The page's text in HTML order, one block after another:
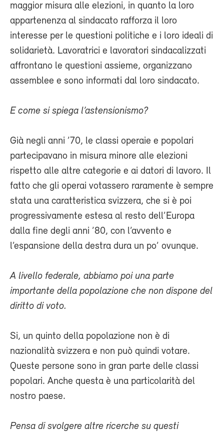
maggior misura alle elezioni, in quanto la loro
appartenenza al sindacato rafforza il loro
interesse per le questioni politiche e i loro ideali di
solidarietà. Lavoratrici e lavoratori sindacalizzati
affrontano le questioni assieme, organizzano
assemblee e sono informati dal loro sindacato.
E come si spiega l’astensionismo?
Già negli anni ’70, le classi operaie e popolari
partecipavano in misura minore alle elezioni
rispetto alle altre categorie e ai datori di lavoro. Il
fatto che gli operai votassero raramente è sempre
stata una caratteristica svizzera, che si è poi
progressivamente estesa al resto dell’Europa
dalla fine degli anni ’80, con l’avvento e
l’espansione della destra dura un po’ ovunque.
A livello federale, abbiamo poi una parte
importante della popolazione che non dispone del
diritto di voto.
Si, un quinto della popolazione non è di
nazionalità svizzera e non può quindi votare.
Queste persone sono in gran parte delle classi
popolari. Anche questa è una particolarità del
nostro paese.
Pensa di svolgere altre ricerche su questi